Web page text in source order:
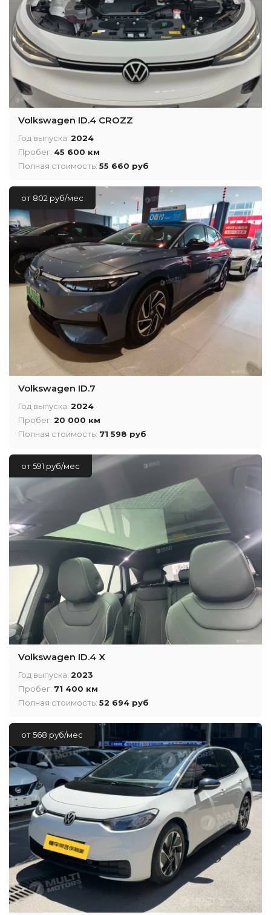
Volkswagen ID.4 CROZZ
Год выпуска: 2024
Пробег: 45 600 км
Полная стоимость: 55 660 руб
от 802 руб/мес
Volkswagen ID.7
Год выпуска: 2024
Пробег: 20 000 км
Полная стоимость: 71 598 руб
от 591 руб/мес
Volkswagen ID.4 X
Год выпуска: 2023
Пробег: 71 400 км
Полная стоимость: 52 694 руб
от 568 руб/мес